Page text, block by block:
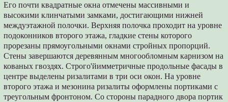
Его почти квадратные окна отмечены массивными и
высокими клинчатыми замками, достигающими нижней
междуэтажной полочки. Верхняя полочка проходит на уровне
подоконников второго этажа, гладкие стены которого
прорезаны прямоугольными окнами стройных пропорций.
Стены завершаются деревянным многообломным карнизом на
кованых гвоздях. Строго'йимметричные продольные фасады в
центре выделены ризалитами в три оси окон. На уровне
второго этажа и мезонина ризалиты оформлены портиками с
треугольным фронтоном. Со стороны парадного двора портик